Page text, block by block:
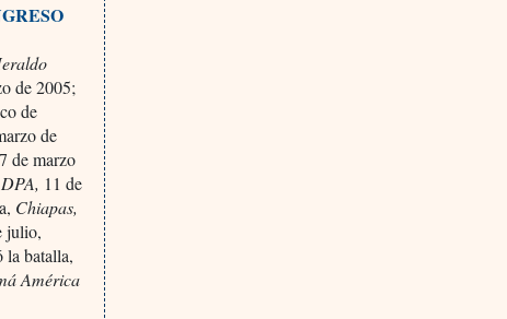
de 2005;
de
de
de marzo
DPA, 11 de
Chiapas,
julio,
batalla,
América